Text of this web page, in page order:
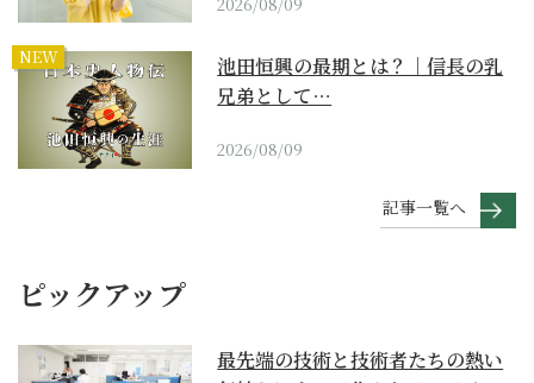
NEW
池田恒興の最期とは？｜信長の乳
兄弟として…
2026/08/09
記事一覧へ
ピックアップ
最先端の技術と技術者たちの熱い